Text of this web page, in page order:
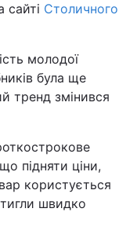
Столичного
молодої
була ще
тренд змінився
підняти ціни,
користується
швидко